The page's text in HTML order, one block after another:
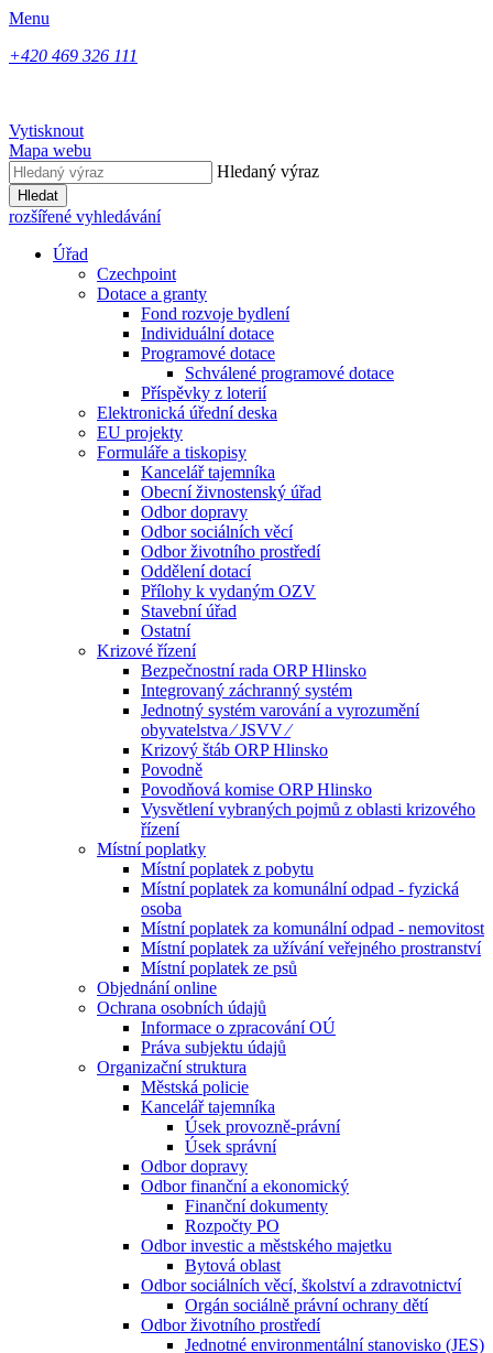
Menu
+420 469 326 111
Vytisknout
Mapa webu
Hledaný výraz
Hledat
rozšířené vyhledávání
Úřad
Czechpoint
Dotace a granty
Fond rozvoje bydlení
Individuální dotace
Programové dotace
Schválené programové dotace
Příspěvky z loterií
Elektronická úřední deska
EU projekty
Formuláře a tiskopisy
Kancelář tajemníka
Obecní živnostenský úřad
Odbor dopravy
Odbor sociálních věcí
Odbor životního prostředí
Oddělení dotací
Přílohy k vydaným OZV
Stavební úřad
Ostatní
Krizové řízení
Bezpečnostní rada ORP Hlinsko
Integrovaný záchranný systém
Jednotný systém varování a vyrozumění
obyvatelstva ⁄ JSVV ⁄
Krizový štáb ORP Hlinsko
Povodně
Povodňová komise ORP Hlinsko
Vysvětlení vybraných pojmů z oblasti krizového
řízení
Místní poplatky
Místní poplatek z pobytu
Místní poplatek za komunální odpad - fyzická
osoba
Místní poplatek za komunální odpad - nemovitost
Místní poplatek za užívání veřejného prostranství
Místní poplatek ze psů
Objednání online
Ochrana osobních údajů
Informace o zpracování OÚ
Práva subjektu údajů
Organizační struktura
Městská policie
Kancelář tajemníka
Úsek provozně-právní
Úsek správní
Odbor dopravy
Odbor finanční a ekonomický
Finanční dokumenty
Rozpočty PO
Odbor investic a městského majetku
Bytová oblast
Odbor sociálních věcí, školství a zdravotnictví
Orgán sociálně právní ochrany dětí
Odbor životního prostředí
Jednotné environmentální stanovisko (JES)